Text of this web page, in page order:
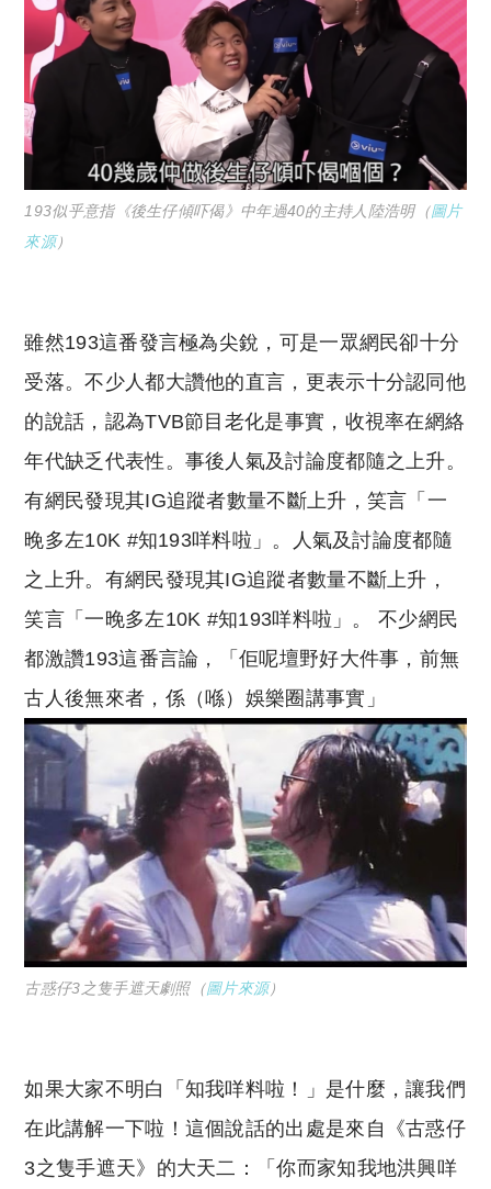
193似乎意指《後生仔傾吓偈》中年過40的主持人陸浩明（圖片
來源）
雖然193這番發言極為尖銳，可是一眾網民卻十分
受落。不少人都大讚他的直言，更表示十分認同他
的說話，認為TVB節目老化是事實，收視率在網絡
年代缺乏代表性。事後人氣及討論度都隨之上升。
有網民發現其IG追蹤者數量不斷上升，笑言「一
晚多左10K #知193咩料啦」。人氣及討論度都隨
之上升。有網民發現其IG追蹤者數量不斷上升，
笑言「一晚多左10K #知193咩料啦」。 不少網民
都激讚193這番言論，「佢呢壇野好大件事，前無
古人後無來者，係（喺）娛樂圈講事實」
古惑仔3之隻手遮天劇照（圖片來源）
如果大家不明白「知我咩料啦！」是什麼，讓我們
在此講解一下啦！這個說話的出處是來自《古惑仔
3之隻手遮天》的大天二：「你而家知我地洪興咩